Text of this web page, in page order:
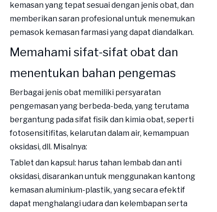
kemasan yang tepat sesuai dengan jenis obat, dan
memberikan saran profesional untuk menemukan
pemasok kemasan farmasi yang dapat diandalkan.
Memahami sifat-sifat obat dan
menentukan bahan pengemas
Berbagai jenis obat memiliki persyaratan
pengemasan yang berbeda-beda, yang terutama
bergantung pada sifat fisik dan kimia obat, seperti
fotosensitifitas, kelarutan dalam air, kemampuan
oksidasi, dll. Misalnya:
Tablet dan kapsul: harus tahan lembab dan anti
oksidasi, disarankan untuk menggunakan kantong
kemasan aluminium-plastik, yang secara efektif
dapat menghalangi udara dan kelembapan serta